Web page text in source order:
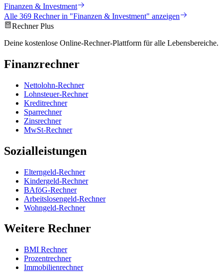
Finanzen & Investment
Alle 369 Rechner in "Finanzen & Investment" anzeigen
Rechner Plus
Deine kostenlose Online-Rechner-Plattform für alle Lebensbereiche.
Finanzrechner
Nettolohn-Rechner
Lohnsteuer-Rechner
Kreditrechner
Sparrechner
Zinsrechner
MwSt-Rechner
Sozialleistungen
Elterngeld-Rechner
Kindergeld-Rechner
BAföG-Rechner
Arbeitslosengeld-Rechner
Wohngeld-Rechner
Weitere Rechner
BMI Rechner
Prozentrechner
Immobilienrechner